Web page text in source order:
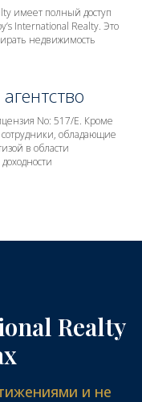
имеет полный доступ
International Realty. Это
недвижимость
No: 517/E. Кроме
обладающие
в области
Realty
и не